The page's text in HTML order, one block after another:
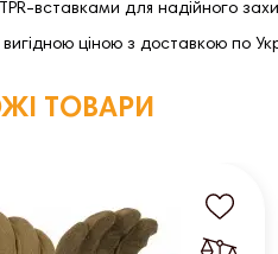
вставками для надійного
ціною з доставкою по
ТОВАРИ